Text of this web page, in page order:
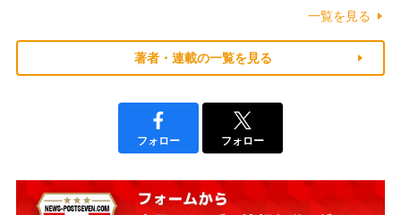
一覧を見る
著者・連載の一覧を見る
フォロー フォロー